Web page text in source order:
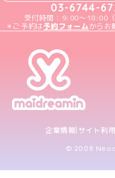
03-6744-
受付時間：9:00～18:00（
＊ご予約は予約フォームからお
企業情報 サイト利
© 2008